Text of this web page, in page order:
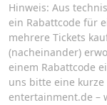
Hinweis: Aus
ein Rabattcode für
mehrere Tickets
(nacheinander)
einem Rabattcode
uns bitte eine
entertainment.de –